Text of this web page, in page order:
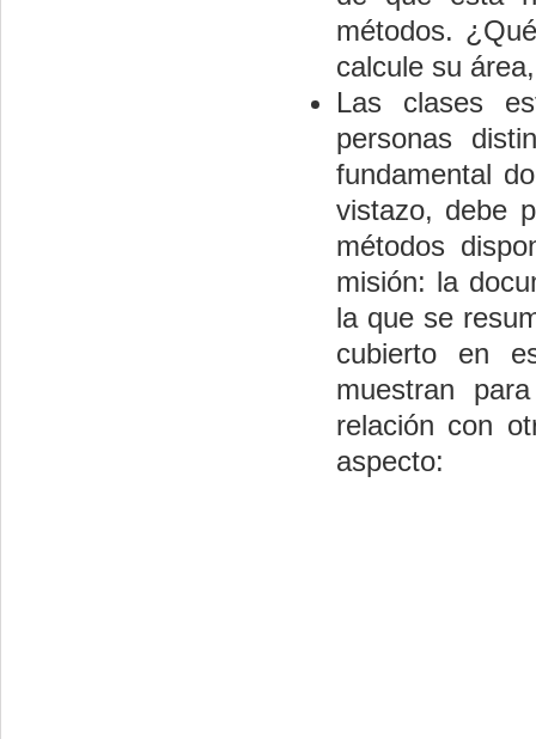
métodos.
calcule su
Las clases
personas
fundamental
vistazo, debe
métodos
misión: la
la que se
cubierto en
muestran
relación con
aspecto: